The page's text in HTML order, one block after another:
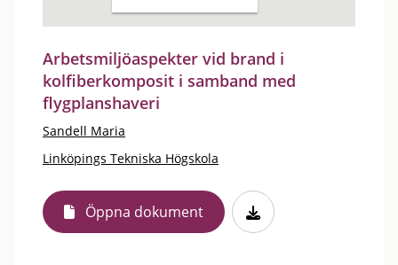
Arbetsmiljöaspekter vid brand i
kolfiberkomposit i samband med
flygplanshaveri
Sandell Maria
Linköpings Tekniska Högskola
Öppna dokument